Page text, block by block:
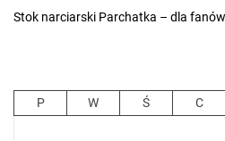
Stok narciarski Parchatka – dla
P W Ś C